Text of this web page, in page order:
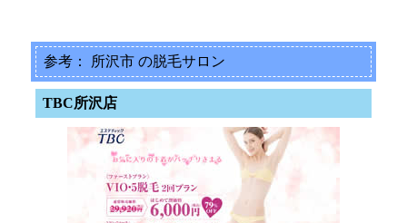
参考： 所沢市 の脱毛サロン
TBC所沢店